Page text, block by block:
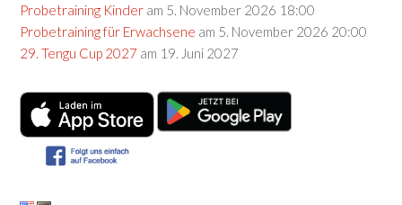
Probetraining Kinder am 5. November 2026 18:00
Probetraining für Erwachsene am 5. November 2026 20:00
29. Tengu Cup 2027 am 19. Juni 2027